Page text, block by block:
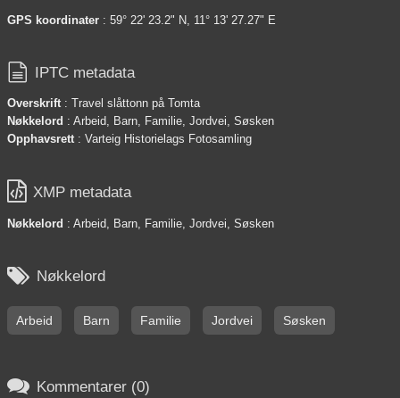
GPS koordinater : 59° 22' 23.2" N, 11° 13' 27.27" E
 IPTC metadata
Overskrift: Travel slåttonn på Tomta
Nøkkelord : Arbeid, Barn, Familie, Jordvei, Søsken
Opphavsrett: Varteig Historielags Fotosamling
 XMP metadata
Nøkkelord : Arbeid, Barn, Familie, Jordvei, Søsken
 Nøkkelord
Arbeid Barn Familie Jordvei Søsken
 Kommentarer (0)